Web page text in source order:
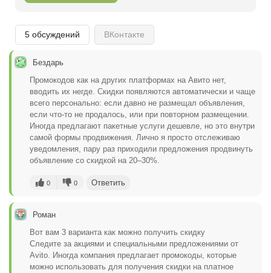
5 обсуждений ВКонтакте
Бездарь
Промокодов как на других платформах на Авито нет,
вводить их негде. Скидки появляются автоматически и чаще
всего персонально: если давно не размещал объявления,
если что-то не продалось, или при повторном размещении.
Иногда предлагают пакетные услуги дешевле, но это внутри
самой формы продвижения. Лично я просто отслеживаю
уведомления, пару раз приходили предложения продвинуть
объявление со скидкой на 20–30%.
0 0 Ответить
Роман
Вот вам 3 варианта как можно получить скидку
Следите за акциями и специальными предложениями от
Avito. Иногда компания предлагает промокоды, которые
можно использовать для получения скидки на платное
Можешь предложить свои промокоды для публикации.